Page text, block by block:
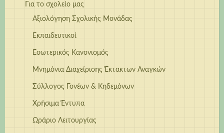
Για το σχολείο μας
Αξιολόγηση Σχολικής Μονάδας
Εκπαιδευτικοί
Εσωτερικός Κανονισμός
Μνημόνια Διαχείρισης Έκτακτων Αναγκών
Σύλλογος Γονέων & Κηδεμόνων
Χρήσιμα Έντυπα
Ωράριο Λειτουργίας